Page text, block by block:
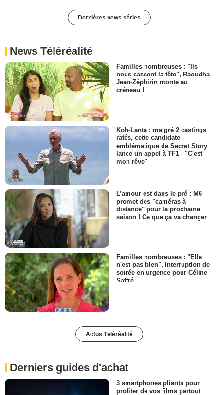
Dernières news séries
News Téléréalité
Familles nombreuses : "Ils
nous cassent la tête", Raoudha
Jean-Zéphirin monte au
créneau !
Koh-Lanta : malgré 2 castings
ratés, cette candidate
emblématique de Secret Story
lance un appel à TF1 ! "C'est
mon rêve"
L’amour est dans le pré : M6
promet des "caméras à
distance" pour la prochaine
saison ! Ce que ça va changer
Familles nombreuses : "Elle
n'est pas bien", interruption de
soirée en urgence pour Céline
Saffré
Actus Téléréalité
Derniers guides d'achat
3 smartphones pliants pour
profiter de vos films partout